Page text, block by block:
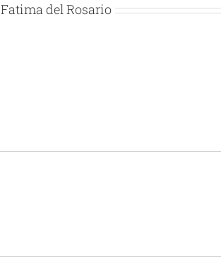
Fatima del Rosario